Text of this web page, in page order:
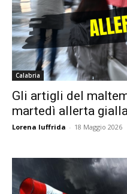
Calabria
Gli artigli del
martedì allerta
Lorena Iuffrida - 18 Maggio 2026